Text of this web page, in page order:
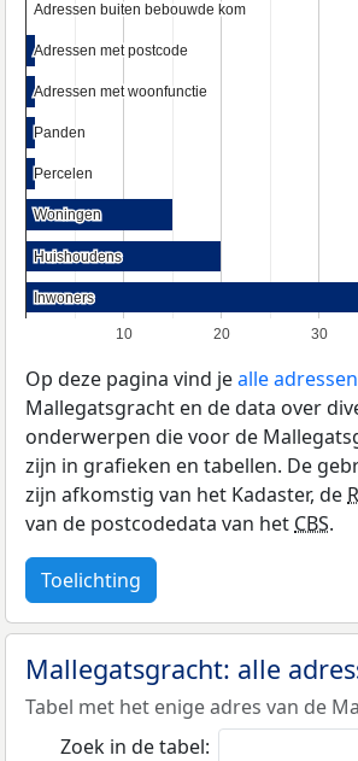
10 20 30
Adressen buiten bebouwde kom
Adressen buiten bebouwde kom
Adressen met postcode
Adressen met postcode
Adressen met woonfunctie
Adressen met woonfunctie
Panden
Panden
Percelen
Percelen
Woningen
Woningen
Huishoudens
Huishoudens
Inwoners
Inwoners
Op deze pagina vind jealle adressen
Mallegatsgracht en de data over
onderwerpen die voor de
zijn in grafieken en tabellen. De
zijn afkomstig van het Kadaster, de
van de postcodedata van hetCBS.
Toelichting
Mallegatsgracht: alle
Tabel met het enige adres van de
Zoek in de tabel: